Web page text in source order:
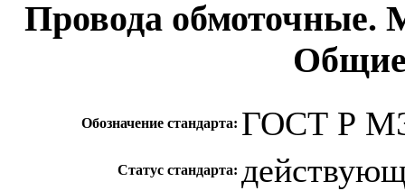
Провода обмоточные.
Обозначение стандарта: ГОСТ Р
Статус стандарта: